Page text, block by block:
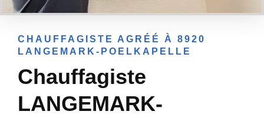
CHAUFFAGISTE AGRÉÉ À 8920
LANGEMARK-POELKAPELLE
Chauffagiste
LANGEMARK-